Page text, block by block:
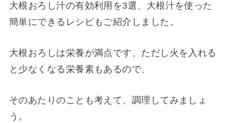
大根おろし汁の有効利用を3選、大根汁を使った
簡単にできるレシピもご紹介しました。
大根おろしは栄養が満点です、ただし火を入れる
と少なくなる栄養素もあるので、
そのあたりのことも考えて、調理してみましょ
う。